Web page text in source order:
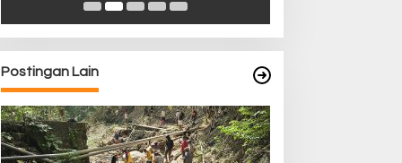
Postingan Lain